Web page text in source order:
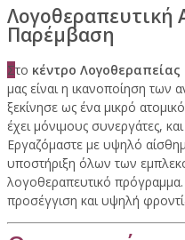
Λογοθεραπευτική
Παρέμβαση
Στο κέντρο
μας είναι η ικανοποίηση
ξεκίνησε ως ένα μικρό
έχει μόνιμους συνεργάτες,
Εργαζόμαστε με υψηλό
υποστήριξη όλων των
λογοθεραπευτικό
προσέγγιση και υψηλή